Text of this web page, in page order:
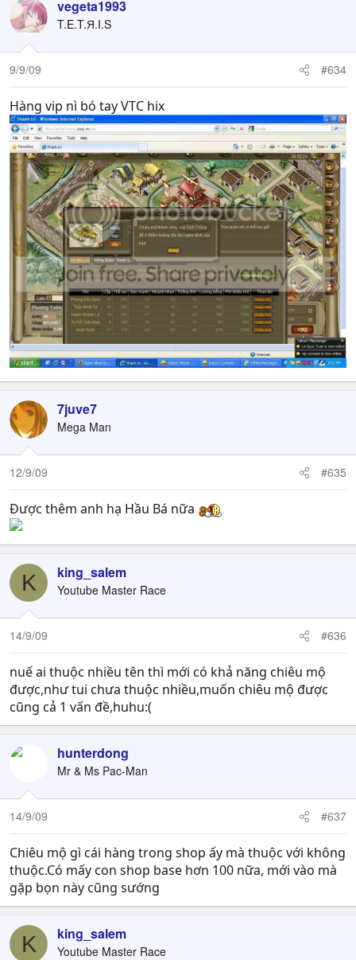
vegeta1993
T.E.T.Я.I.S
9/9/09 #634
Hàng vip nì bó tay VTC hix
7juve7
Mega Man
12/9/09 #635
Được thêm anh hạ Hầu Bá nữa
K king_salem
Youtube Master Race
14/9/09 #636
nuế ai thuộc nhiều tên thì mới có khả năng chiêu mộ
được,như tui chưa thuộc nhiều,muốn chiêu mộ được
cũng cả 1 vấn đề,huhu:(
hunterdong
Mr & Ms Pac-Man
14/9/09 #637
Chiêu mộ gì cái hàng trong shop ấy mà thuộc với không
thuộc.Có mấy con shop base hơn 100 nữa, mới vào mà
gặp bọn này cũng sướng
K king_salem
Youtube Master Race